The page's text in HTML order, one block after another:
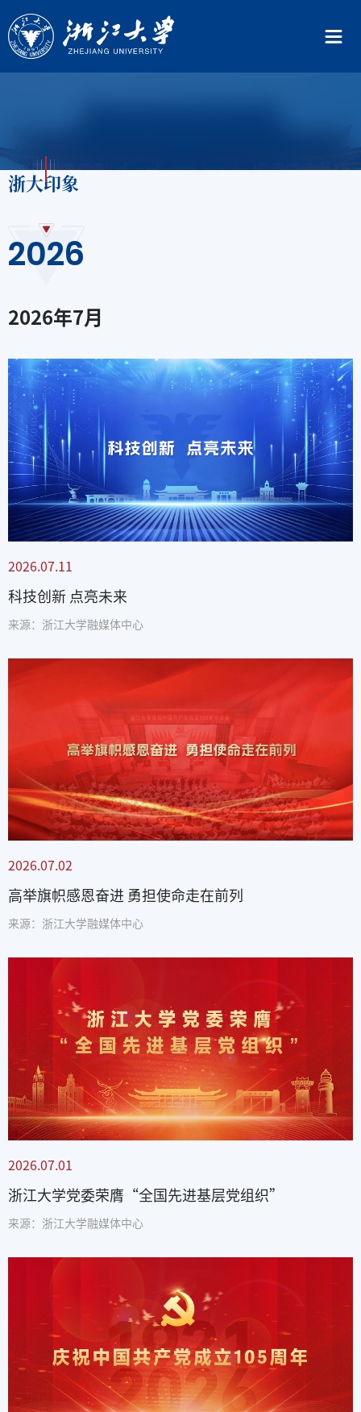
浙大印象
2026
2026年7月
2026.07.11
科技创新 点亮未来
来源：浙江大学融媒体中心
2026.07.02
高举旗帜感恩奋进 勇担使命走在前列
来源：浙江大学融媒体中心
2026.07.01
浙江大学党委荣膺“全国先进基层党组织”
来源：浙江大学融媒体中心